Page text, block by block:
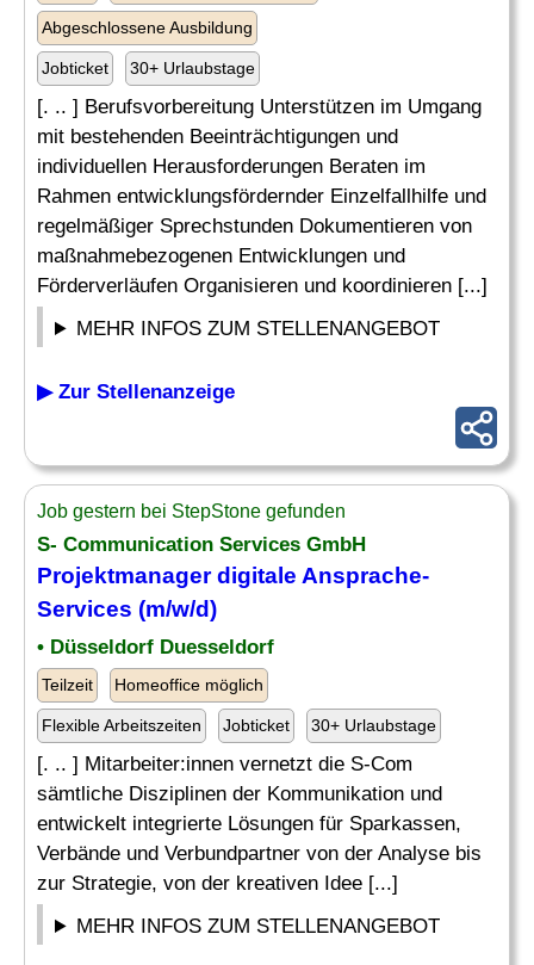
Abgeschlossene Ausbildung
Jobticket 30+ Urlaubstage
[. .. ] Berufsvorbereitung Unterstützen im Umgang
mit bestehenden Beeinträchtigungen und
individuellen Herausforderungen Beraten im
Rahmen entwicklungsfördernder Einzelfallhilfe und
regelmäßiger Sprechstunden Dokumentieren von
maßnahmebezogenen Entwicklungen und
Förderverläufen Organisieren und koordinieren [...]
MEHR INFOS ZUM STELLENANGEBOT
▶ Zur Stellenanzeige
Job gestern bei StepStone gefunden
S- Communication Services GmbH
Projektmanager digitale Ansprache-
Services (m/w/d)
• Düsseldorf Duesseldorf
Teilzeit Homeoffice möglich
Flexible Arbeitszeiten Jobticket 30+ Urlaubstage
[. .. ] Mitarbeiter:innen vernetzt die S-Com
sämtliche Disziplinen der Kommunikation und
entwickelt integrierte Lösungen für Sparkassen,
Verbände und Verbundpartner von der Analyse bis
zur Strategie, von der kreativen Idee [...]
MEHR INFOS ZUM STELLENANGEBOT